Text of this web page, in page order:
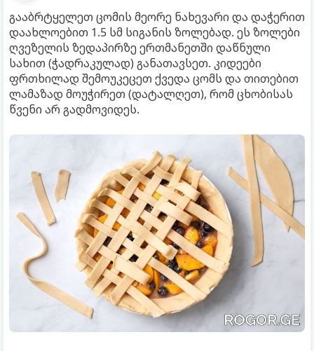
გააბრტყელეთ ცომის მეორე ნახევარი და დაჭერით
დაახლოებით 1.5 სმ სიგანის ზოლებად. ეს ზოლები
ღვეზელის ზედაპირზე ერთმანეთში დაწნული
სახით (ჭადრაკულად) განათავსეთ. კიდეები
ფრთხილად შემოუკეცეთ ქვედა ცომს და თითებით
ლამაზად მოუჭირეთ (დატალღეთ), რომ ცხობისას
წვენი არ გადმოვიდეს.